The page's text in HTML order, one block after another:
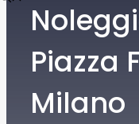
Piazza
Milano